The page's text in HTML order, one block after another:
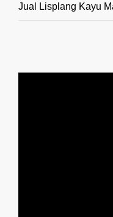
Jual Lisplang Kayu